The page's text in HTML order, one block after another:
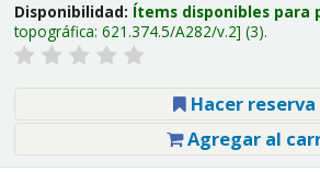
Disponibilidad: Ítems disponibles para
topográfica: 621.374.5/A282/v.2 (3).
Hacer reserva
Agregar al